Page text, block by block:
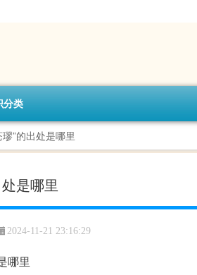
分类
”的出处是哪里
是哪里
2024-11-21 23:16:29